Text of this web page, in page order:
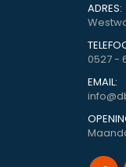
ADRES:
0527 -
EMAIL: